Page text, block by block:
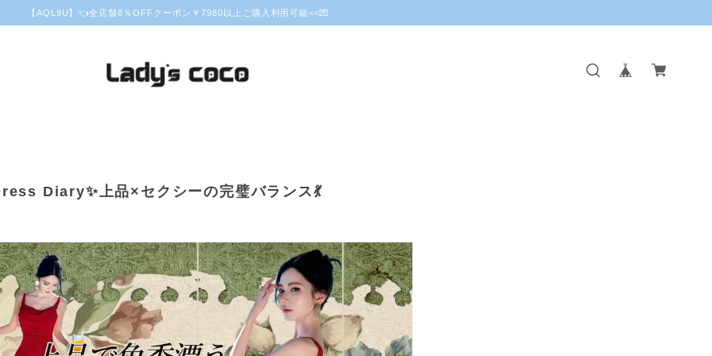
【AQL9U】👈全店舗8％OFFクーポン￥7980以上ご購入利用可能<<💌
Diary✨上品×セクシーの完璧バランス💃